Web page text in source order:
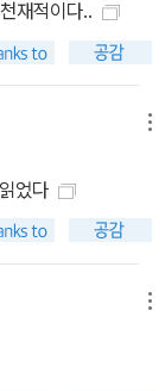
재적이다..
었다